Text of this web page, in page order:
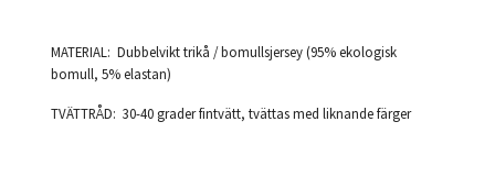
MATERIAL: Dubbelvikt trikå / bomullsjersey (95% ekologisk
bomull, 5% elastan)
TVÄTTRÅD: 30-40 grader fintvätt, tvättas med liknande färger